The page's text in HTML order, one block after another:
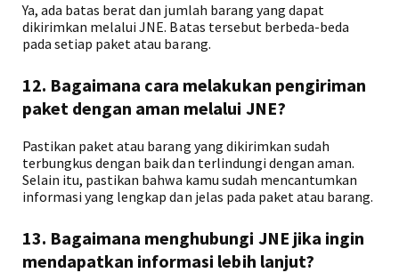
Ya, ada batas berat dan jumlah barang yang dapat
dikirimkan melalui JNE. Batas tersebut berbeda-beda
pada setiap paket atau barang.
12. Bagaimana cara melakukan pengiriman
paket dengan aman melalui JNE?
Pastikan paket atau barang yang dikirimkan sudah
terbungkus dengan baik dan terlindungi dengan aman.
Selain itu, pastikan bahwa kamu sudah mencantumkan
informasi yang lengkap dan jelas pada paket atau barang.
13. Bagaimana menghubungi JNE jika ingin
mendapatkan informasi lebih lanjut?